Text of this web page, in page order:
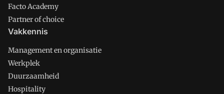
Facto Academy
Partner of choice
Vakkennis
Management en organisatie
Werkplek
Duurzaamheid
Hospitality